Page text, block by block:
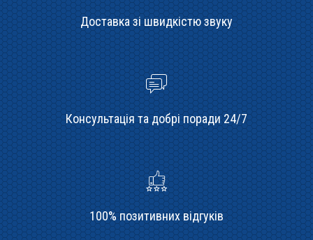
Доставка зі швидкістю звуку
Консультація та добрі поради 24/7
100% позитивних відгуків